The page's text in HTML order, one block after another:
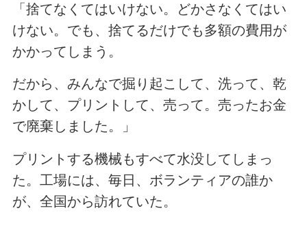
「捨てなくてはいけない。どかさなくてはい
けない。でも、捨てるだけでも多額の費用が
かかってしまう。
だから、みんなで掘り起こして、洗って、乾
かして、プリントして、売って。売ったお金
で廃棄しました。」
プリントする機械もすべて水没してしまっ
た。工場には、毎日、ボランティアの誰か
が、全国から訪れていた。